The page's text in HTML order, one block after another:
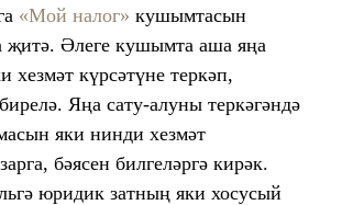
«Мой налог» кушымтасын
җитә. Әлеге кушымта аша яңа
хезмәт күрсәтүне теркәп,
Яңа сату-алуны теркәгәндә
яки нинди хезмәт
бәясен билгеләргә кирәк.
юридик затның яки хосусый